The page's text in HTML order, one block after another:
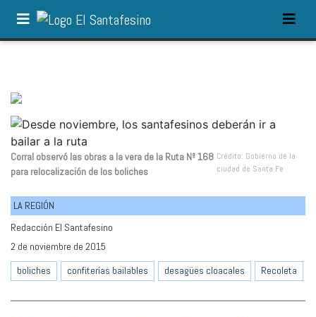
Corral observó las obras a la vera de la Ruta Nº 168
para relocalización de los boliches
Crédito: Gobierno de la
ciudad de Santa Fe
LA REGIÓN
Redacción El Santafesino
2 de noviembre de 2015
boliches
confiterías bailables desagües cloacales Recoleta